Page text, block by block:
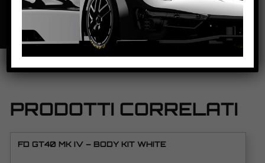
SCHEDA TECNICA
PRODOTTI CORRELATI
FD GT40 MK IV – BODY KIT WHITE